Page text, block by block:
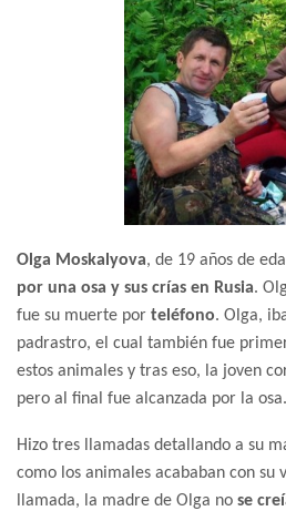
Olga Moskalyova, de 19 años de
por una osa y sus crías en Rusia.
fue su muerte por teléfono. Olga,
padrastro, el cual también fue
estos animales y tras eso, la joven
pero al final fue alcanzada por la osa.
Hizo tres llamadas detallando a su
como los animales acababan con su
llamada, la madre de Olga no se